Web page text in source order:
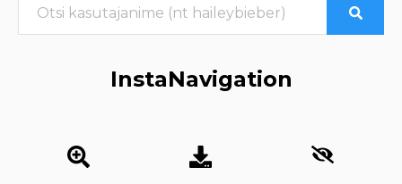
InstaNavigation